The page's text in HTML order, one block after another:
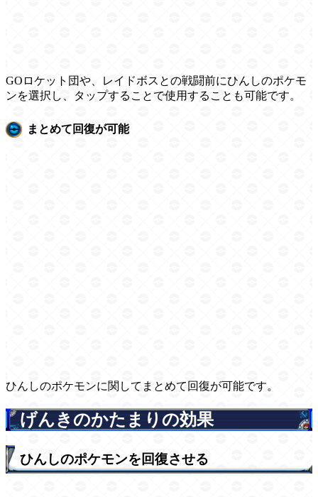
GOロケット団や、レイドボスとの戦闘前にひんしのポケモ
ンを選択し、タップすることで使用することも可能です。
まとめて回復が可能
ひんしのポケモンに関してまとめて回復が可能です。
げんきのかたまりの効果
ひんしのポケモンを回復させる